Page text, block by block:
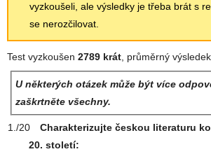
vyzkoušeli, ale výsledky je třeba brát s
se nerozčilovat.
Test vyzkoušen 2789 krát, průměrný
U některých otázek může být více
zaškrtněte všechny.
Charakterizujte českou literaturu
20. století: